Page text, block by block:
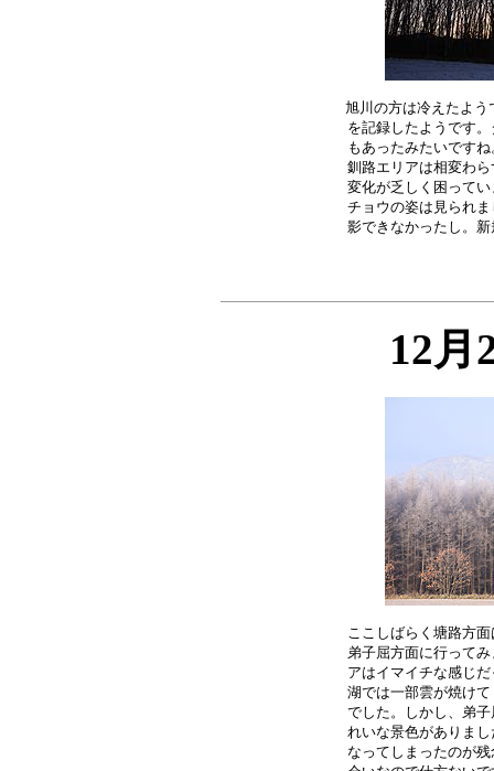
旭川の方は冷えたよ
を記録したようです
もあったみたいです
釧路エリアは相変わ
変化が乏しく困って
チョウの姿は見られ
12月
ここしばらく塘路方
弟子屈方面に行って
アはイマイチな感じ
湖では一部雲が焼け
でした。しかし、弟
れいな景色がありま
なってしまったのが